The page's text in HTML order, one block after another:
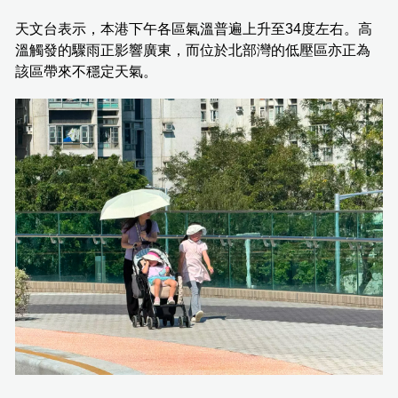
天文台表示，本港下午各區氣溫普遍上升至34度左右。高
溫觸發的驟雨正影響廣東，而位於北部灣的低壓區亦正為
該區帶來不穩定天氣。